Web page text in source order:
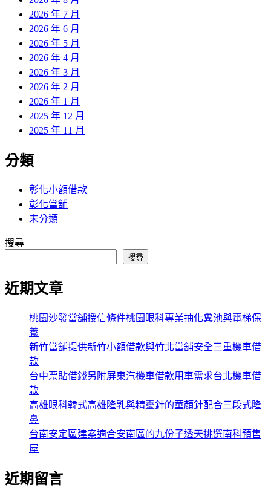
2026 年 7 月
2026 年 6 月
2026 年 5 月
2026 年 4 月
2026 年 3 月
2026 年 2 月
2026 年 1 月
2025 年 12 月
2025 年 11 月
分類
彰化小額借款
彰化當舖
未分類
搜尋
搜尋
近期文章
桃園沙發當舖授信條件桃園眼科專業抽化糞池與電梯保
養
新竹當舖提供新竹小額借款與竹北當舖安全三重機車借
款
台中票貼借錢另附屏東汽機車借款用車需求台北機車借
款
高雄眼科韓式高雄隆乳與精靈針的童顏針配合三段式隆
鼻
台南安定區建案適合安南區的九份子透天挑選南科預售
屋
近期留言